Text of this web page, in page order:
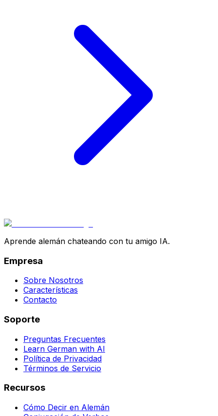
Aprende alemán chateando con tu amigo IA.
Empresa
Sobre Nosotros
Características
Contacto
Soporte
Preguntas Frecuentes
Learn German with AI
Política de Privacidad
Términos de Servicio
Recursos
Cómo Decir en Alemán